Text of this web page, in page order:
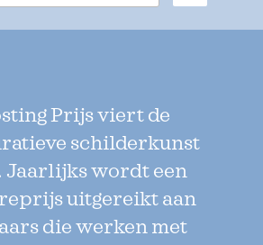
Prijs viert de
schilderkunst
Jaarlijks wordt een
uitgereikt aan
die werken met